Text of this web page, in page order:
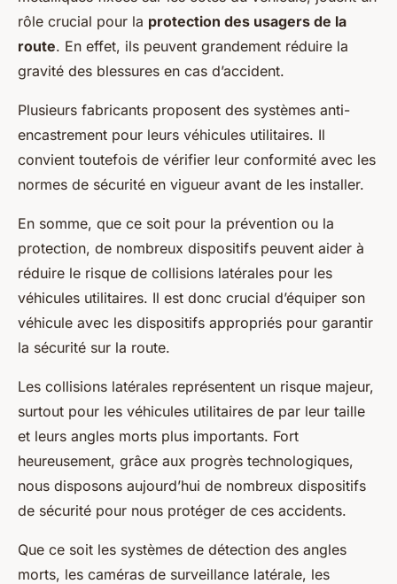
rôle crucial pour la protection des usagers de la
route. En effet, ils peuvent grandement réduire la
gravité des blessures en cas d’accident.
Plusieurs fabricants proposent des systèmes anti-
encastrement pour leurs véhicules utilitaires. Il
convient toutefois de vérifier leur conformité avec les
normes de sécurité en vigueur avant de les installer.
En somme, que ce soit pour la prévention ou la
protection, de nombreux dispositifs peuvent aider à
réduire le risque de collisions latérales pour les
véhicules utilitaires. Il est donc crucial d’équiper son
véhicule avec les dispositifs appropriés pour garantir
la sécurité sur la route.
Les collisions latérales représentent un risque majeur,
surtout pour les véhicules utilitaires de par leur taille
et leurs angles morts plus importants. Fort
heureusement, grâce aux progrès technologiques,
nous disposons aujourd’hui de nombreux dispositifs
de sécurité pour nous protéger de ces accidents.
Que ce soit les systèmes de détection des angles
morts, les caméras de surveillance latérale, les